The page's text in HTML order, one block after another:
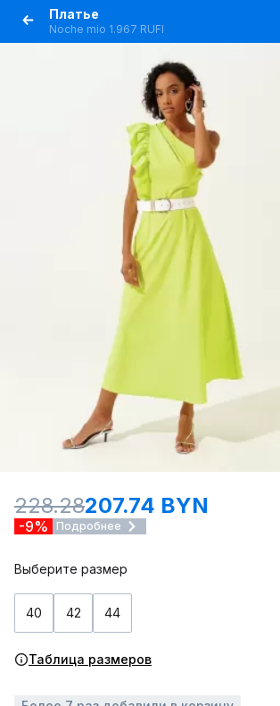
Платье
Noche mio 1.967 RUFI
228.28207.74 BYN
-9% Подробнее
Выберите размер
40 42 44
Таблица размеров